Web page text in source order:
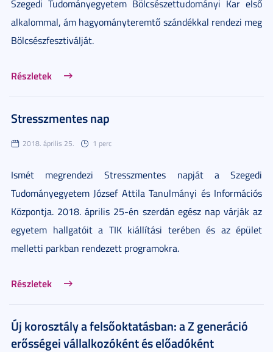
Szegedi Tudományegyetem Bölcsészettudományi Kar első
alkalommal, ám hagyományteremtő szándékkal rendezi meg
Bölcsészfesztiválját.
Részletek
Stresszmentes nap
2018. április 25. 1 perc
Ismét megrendezi Stresszmentes napját a Szegedi
Tudományegyetem József Attila Tanulmányi és Információs
Központja. 2018. április 25-én szerdán egész nap várják az
egyetem hallgatóit a TIK kiállítási terében és az épület
melletti parkban rendezett programokra.
Részletek
Új korosztály a felsőoktatásban: a Z generáció
erősségei vállalkozóként és előadóként